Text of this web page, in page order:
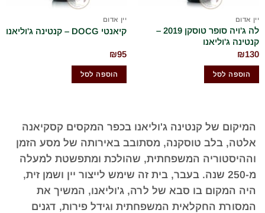
יין אדום
לה ג'ויה סופר טוסקן 2019 –
קנטינה ג'וליאנו
₪130
הוספה לסל
יין אדום
קיאנטי DOCG – קנטינה ג'וליאנו
₪95
הוספה לסל
המיקום של קנטינה ג'וליאנו בכפר המקסים קסקיאנה
אלטה, בלב טוסקנה, מסתובב באירותה של מסע הזמן
וההיסטוריה המשפחתית, שהולכת ומתפשטת למעלה
מ-250 שנה. בעבר, בית זה שימש לייצור יין ושמן זית,
היה המקום בו סבא של לרה, ג'וליאנו, המשיך את
המסורת החקלאית המשפחתית וגידל פירות, דגנים